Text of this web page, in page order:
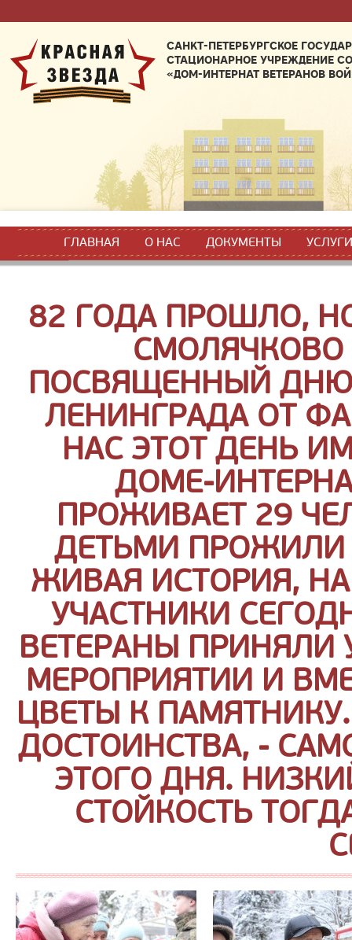
САНКТ-ПЕТЕРБУРГСКОЕ
СТАЦИОНАРНОЕ УЧРЕЖДЕНИЕ
«ДОМ-ИНТЕРНАТ ВЕТЕРАНОВ
ГЛАВНАЯ О НАС ДОКУМЕНТЫ УСЛУГИ
82 ГОДА ПРОШЛО,
СМОЛЯЧКОВО
ПОСВЯЩЕННЫЙ
ЛЕНИНГРАДА ОТ
НАС ЭТОТ ДЕНЬ
ДОМЕ-
ПРОЖИВАЕТ 29
ДЕТЬМИ ПРОЖИЛИ
ЖИВАЯ ИСТОРИЯ,
УЧАСТНИКИ
ВЕТЕРАНЫ ПРИНЯЛИ
МЕРОПРИЯТИИ И
ЦВЕТЫ К
ДОСТОИНСТВА, -
ЭТОГО ДНЯ.
СТОЙКОСТЬ